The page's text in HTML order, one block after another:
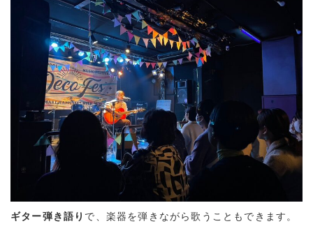
ギター弾き語り で、楽器を弾きながら歌うこともできます。